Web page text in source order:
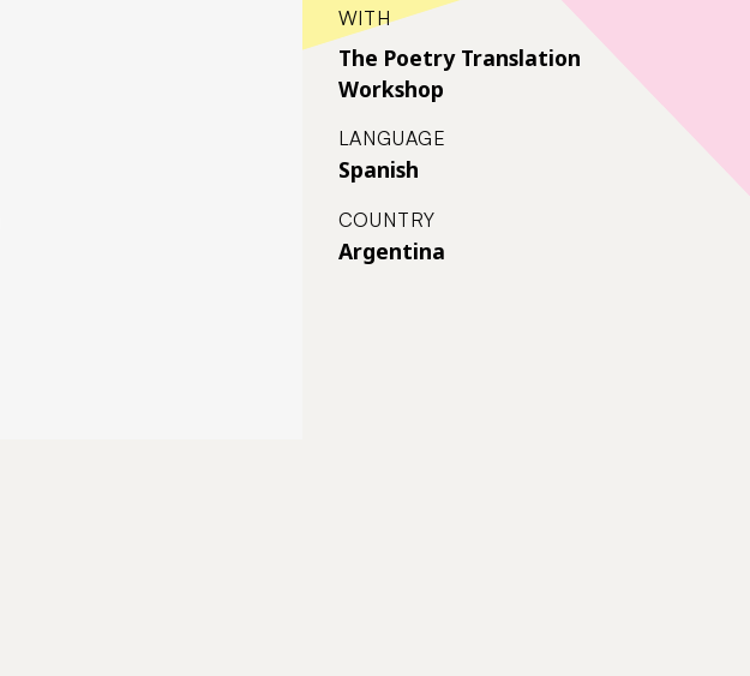
WITH
The Poetry Translation
Workshop
LANGUAGE
Spanish
COUNTRY
Argentina